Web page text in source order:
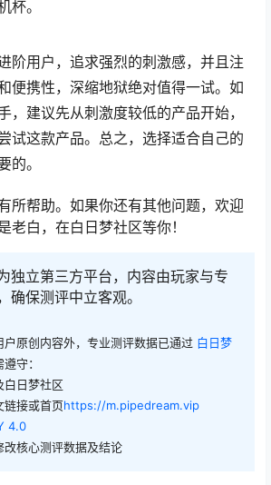
杯。
阶用户，追求强烈的刺激感，并且注
便携性，深缩地狱绝对值得一试。如
，建议先从刺激度较低的产品开始，
试这款产品。总之，选择适合自己的
的。
所帮助。如果你还有其他问题，欢迎
老白，在白日梦社区等你！
独立第三方平台，内容由玩家与专
确保测评中立客观。
户原创内容外，专业测评数据已通过 白日梦
守：
白日梦社区
链接或首页https://m.pipedream.vip
4.0
改核心测评数据及结论